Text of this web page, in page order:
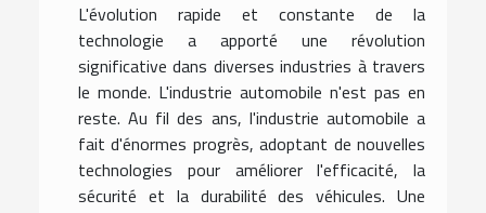
L'évolution rapide et constante de la
technologie a apporté une révolution
significative dans diverses industries à travers
le monde. L'industrie automobile n'est pas en
reste. Au fil des ans, l'industrie automobile a
fait d'énormes progrès, adoptant de nouvelles
technologies pour améliorer l'efficacité, la
sécurité et la durabilité des véhicules. Une